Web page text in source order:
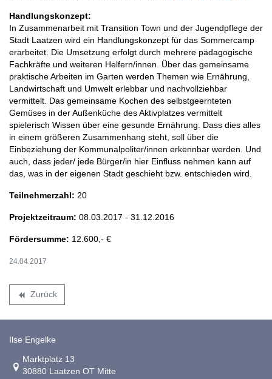
Handlungskonzept:
In Zusammenarbeit mit Transition Town und der Jugendpflege der
Stadt Laatzen wird ein Handlungskonzept für das Sommercamp
erarbeitet. Die Umsetzung erfolgt durch mehrere pädagogische
Fachkräfte und weiteren Helfern/innen. Über das gemeinsame
praktische Arbeiten im Garten werden Themen wie Ernährung,
Landwirtschaft und Umwelt erlebbar und nachvollziehbar
vermittelt. Das gemeinsame Kochen des selbstgeernteten
Gemüses in der Außenküche des Aktivplatzes vermittelt
spielerisch Wissen über eine gesunde Ernährung. Dass dies alles
in einem größeren Zusammenhang steht, soll über die
Einbeziehung der Kommunalpoliter/innen erkennbar werden. Und
auch, dass jeder/ jede Bürger/in hier Einfluss nehmen kann auf
das, was in der eigenen Stadt geschieht bzw. entschieden wird.
Teilnehmerzahl: 20
Projektzeitraum: 08.03.2017 - 31.12.2016
Fördersumme: 12.600,- €
24.04.2017
backward Zurück
Ilse Engelke
Link zur Google-Maps Navigation
Marktplatz 13
30880 Laatzen OT Mitte